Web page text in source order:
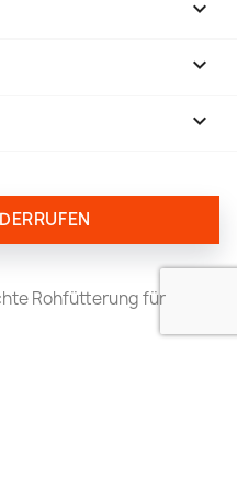


keyboard_arrow_down
Rohfütterung für